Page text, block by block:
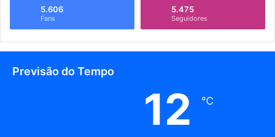
5.606
Fans
5.475
Seguidores
Previsão do Tempo
12 ℃